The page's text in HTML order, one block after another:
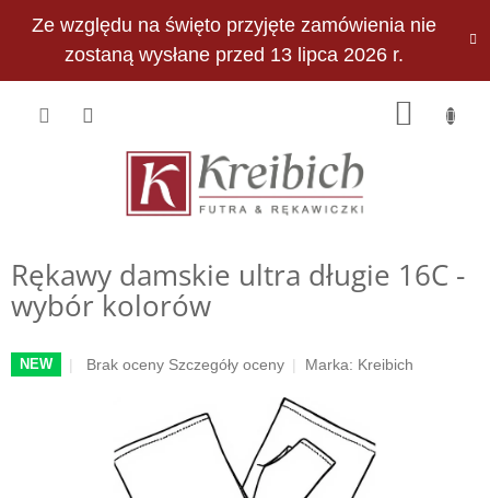
Ze względu na święto przyjęte zamówienia nie
zostaną wysłane przed 13 lipca 2026 r.
PLN
Rękawy damskie ultra długie 16C -
wybór kolorów
NEW
Średnia
Brak oceny Szczegóły oceny Marka: Kreibich